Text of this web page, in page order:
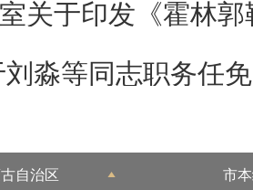
淼等同志职务任
自治区 市